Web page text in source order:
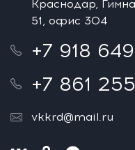
Краснодар,
51, офис 304
+7 918
+7 861
vkkrd@mail.ru